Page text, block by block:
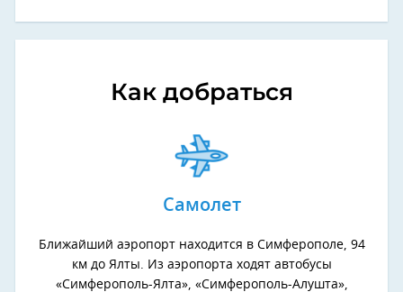
Как добраться
Самолет
Ближайший аэропорт находится в Симферополе, 94
км до Ялты. Из аэропорта ходят автобусы
«Симферополь-Ялта», «Симферополь-Алушта»,